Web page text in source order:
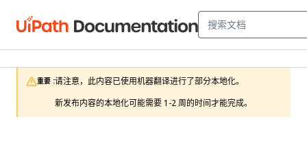
重要 :请注意，此内容已使用机器翻译进行了部分本地化。
新发布内容的本地化可能需要 1-2 周的时间才能完成。